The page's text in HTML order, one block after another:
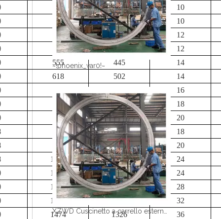
370 260
10
410 300
10
455 345
12
505 395
12
555 445
14
618 502
14
16
768 652
18
858 742
20
864 736
18
964 836
20
1064 936
24
1074 926
24
1194 1046
28
1324 1176
32
1474 1326
36
~!phoenix_var0!~